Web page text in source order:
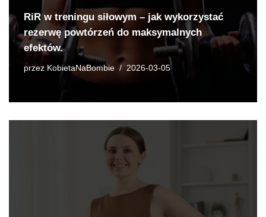
RiR w treningu siłowym – jak wykorzystać
rezerwę powtórzeń do maksymalnych
efektów.
przez KobietaNaBombie 2026-03-05